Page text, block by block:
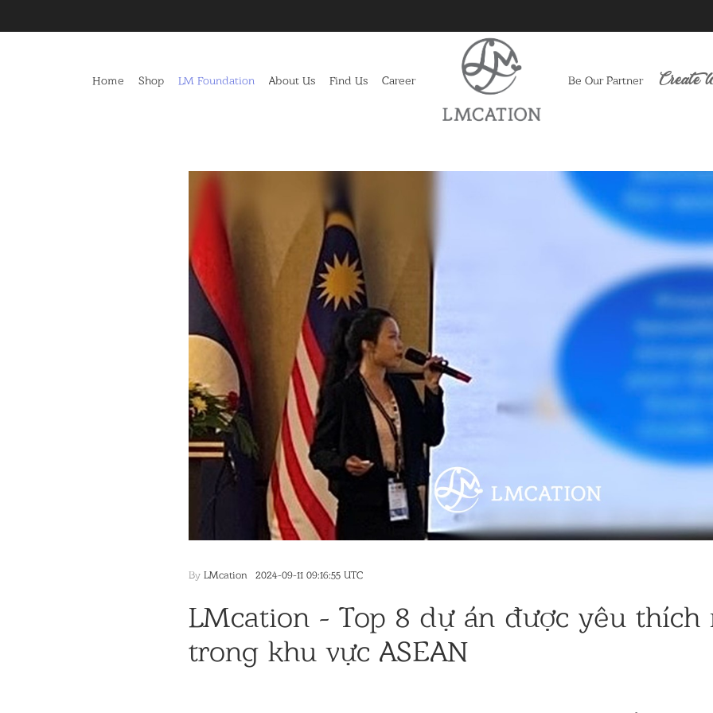
Home Shop LM Foundation About Us Find Us Career Be Our Partner Create
By LMcation 2024-09-11 09:16:55 UTC
LMcation - Top 8 dự án được yêu thích
trong khu vực ASEAN